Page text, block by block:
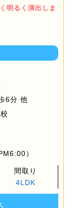
明るく演出しま
6分 他
）
間取り
4LDK